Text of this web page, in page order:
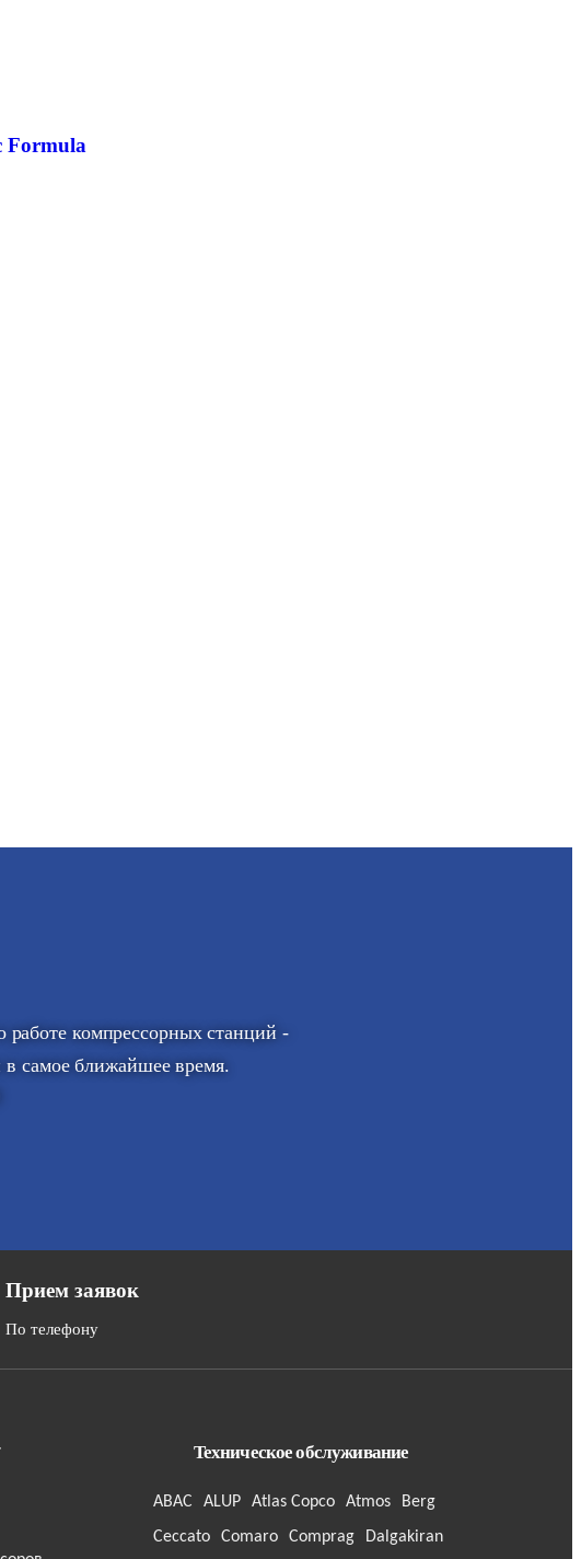
Formula
работе компрессорных станций -
самое ближайшее время.
Прием заявок
По телефону
Техническое обслуживание
ABAC ALUP Atlas Copco Atmos
Berg
Ceccato
Comaro Comprag Dalgakiran